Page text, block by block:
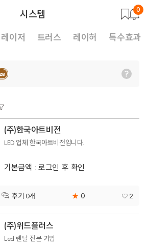
시스템 0
레이저 트러스 레이허 특수효과
(주)한국아트비전
LED 업체 한국아트비전입니다.
기본금액 : 로그인 후 확인
후기 0개 ★ 0 2
(주)위드플러스
Led 렌탈 전문 기업